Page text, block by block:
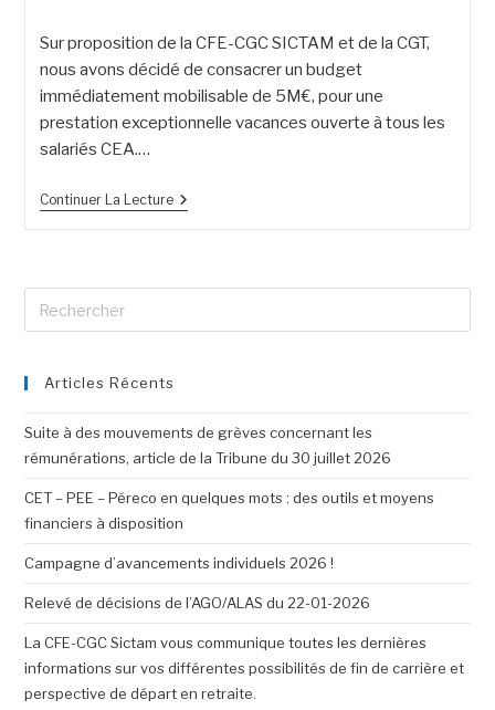
Sur proposition de la CFE-CGC SICTAM et de la CGT,
nous avons décidé de consacrer un budget
immédiatement mobilisable de 5M€, pour une
prestation exceptionnelle vacances ouverte à tous les
salariés CEA.…
Continuer La Lecture
Articles Récents
Suite à des mouvements de grèves concernant les
rémunérations, article de la Tribune du 30 juillet 2026
CET – PEE – Péreco en quelques mots : des outils et moyens
financiers à disposition
Campagne d’avancements individuels 2026 !
Relevé de décisions de l’AGO/ALAS du 22-01-2026
La CFE-CGC Sictam vous communique toutes les dernières
informations sur vos différentes possibilités de fin de carrière et
perspective de départ en retraite.